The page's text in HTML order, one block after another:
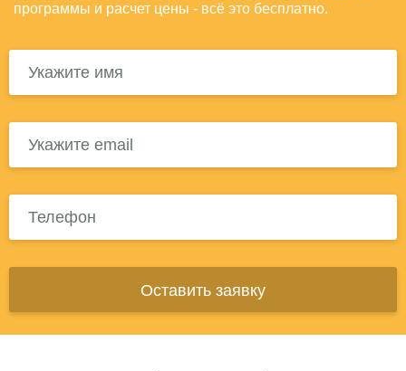
программы и расчет цены - всё это бесплатно.
Оставить заявку